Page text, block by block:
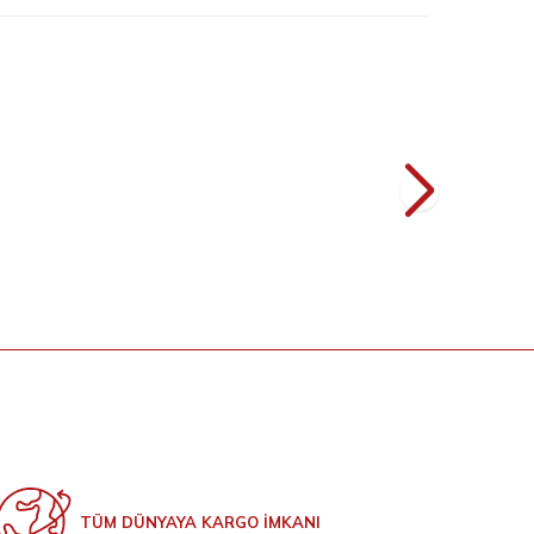
Sepette % 20 İndirim
TÜM DÜNYAYA KARGO İMKANI